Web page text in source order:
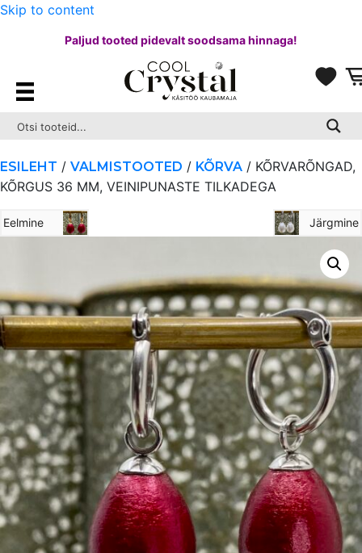
Skip to content
Paljud tooted pidevalt soodsama hinnaga!
ESILEHT / VALMISTOOTED / KÕRVA / KÕRVARÕNGAD,
KÕRGUS 36 MM, VEINIPUNASTE TILKADEGA
Eelmine Järgmine